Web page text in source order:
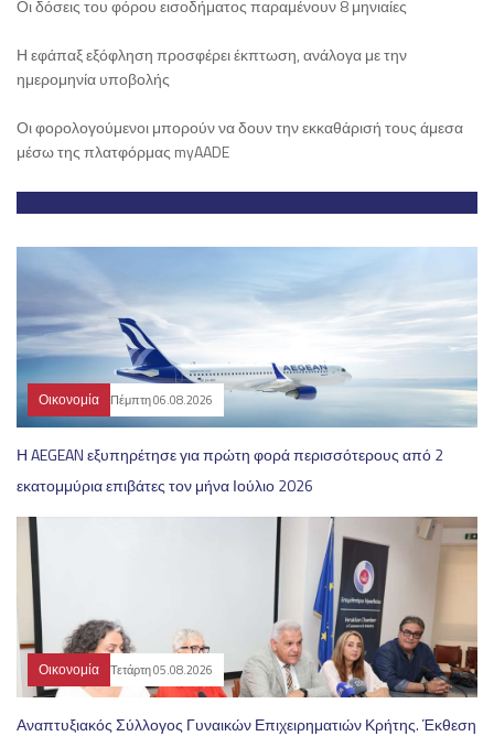
Οι δόσεις του φόρου εισοδήματος παραμένουν 8 μηνιαίες
Η εφάπαξ εξόφληση προσφέρει έκπτωση, ανάλογα με την
ημερομηνία υποβολής
Οι φορολογούμενοι μπορούν να δουν την εκκαθάρισή τους άμεσα
μέσω της πλατφόρμας myAADE
Οικονομία Πέμπτη 06.08.2026
Η AEGEAN εξυπηρέτησε για πρώτη φορά περισσότερους από 2
εκατομμύρια επιβάτες τον μήνα Ιούλιο 2026
Οικονομία Τετάρτη 05.08.2026
Αναπτυξιακός Σύλλογος Γυναικών Επιχειρηματιών Κρήτης. Έκθεση